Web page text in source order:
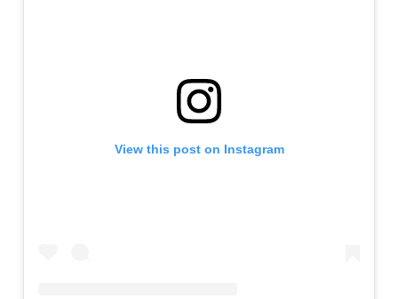
View this post on Instagram